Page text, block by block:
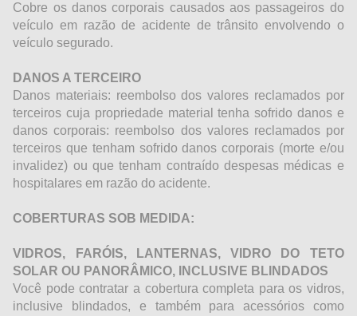
Cobre os danos corporais causados aos passageiros do
veículo em razão de acidente de trânsito envolvendo o
veículo segurado.
DANOS A TERCEIRO
Danos materiais: reembolso dos valores reclamados por
terceiros cuja propriedade material tenha sofrido danos e
danos corporais: reembolso dos valores reclamados por
terceiros que tenham sofrido danos corporais (morte e/ou
invalidez) ou que tenham contraído despesas médicas e
hospitalares em razão do acidente.
COBERTURAS SOB MEDIDA:
VIDROS, FARÓIS, LANTERNAS, VIDRO DO TETO
SOLAR OU PANORÂMICO, INCLUSIVE BLINDADOS
Você pode contratar a cobertura completa para os vidros,
inclusive blindados, e também para acessórios como